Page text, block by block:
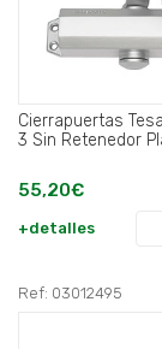
Cierrapuertas Tesa
3 Sin Retenedor
55,20€
+detalles
Ref: 03012495